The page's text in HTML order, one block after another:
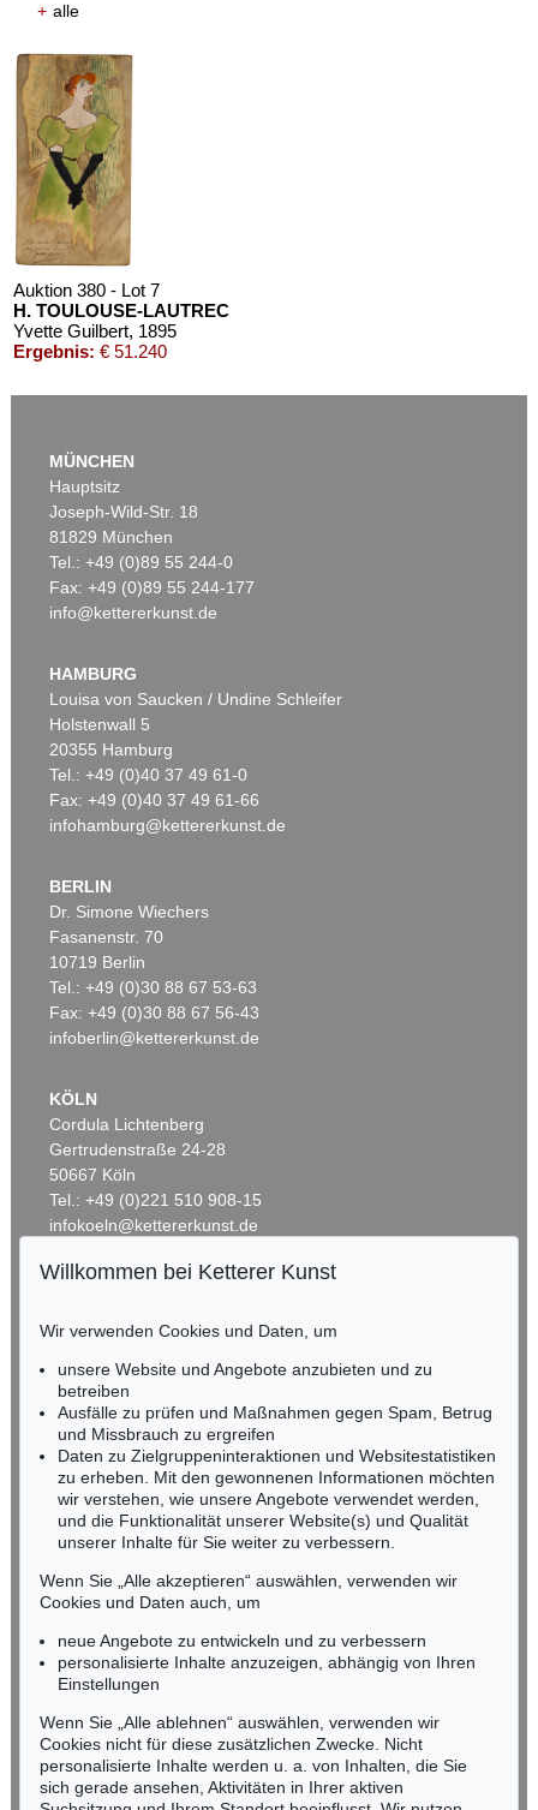
+ alle
Auktion 380 - Lot 7
H. TOULOUSE-LAUTREC
Yvette Guilbert, 1895
Ergebnis: € 51.240
Auktion 374 - Lot 27
Ergebnis:€ 43.920
Auktion 345 - Lot 119
H. TOULOUSE-LAUTREC
Au Moulin Rouge, la Goulue et sa sœur
, 1892
Ergebnis:€ 42.000
Auktion 345 - Lot 115
Ergebnis:€ 27.600
Auktion 300 - Lot 314
Divan Japonais, 1893
Ergebnis:€ 26.180
MÜNCHEN
Hauptsitz
Joseph-Wild-Str. 18
81829 München
Tel.: +49 (0)89 55 244-0
Fax: +49 (0)89 55 244-177
info@kettererkunst.de
HAMBURG
Louisa von Saucken / Undine Schleifer
Holstenwall 5
20355 Hamburg
Tel.: +49 (0)40 37 49 61-0
Fax: +49 (0)40 37 49 61-66
infohamburg@kettererkunst.de
BERLIN
Dr. Simone Wiechers
Fasanenstr. 70
10719 Berlin
Tel.: +49 (0)30 88 67 53-63
Fax: +49 (0)30 88 67 56-43
infoberlin@kettererkunst.de
KÖLN
Cordula Lichtenberg
Gertrudenstraße 24-28
50667 Köln
Tel.: +49 (0)221 510 908-15
infokoeln@kettererkunst.de
RHEINLAND-PFALZ
Miriam Heß
Tel.: +49 (0)62 21 58 80-038
Fax: +49 (0)62 21 58 80-595
infoheidelberg@kettererkunst.de
NORDDEUTSCHLAND
Nico Kassel, M.A.
Tel.: +49 (0)89 55244-164
Mobil: +49 (0)171 8618661
n.kassel@kettererkunst.de
Keine Auktion mehr verpassen!
Wir informieren Sie rechtzeitig.
Willkommen bei Ketterer Kunst
Wir verwenden Cookies und Daten, um
unsere Website und Angebote anzubieten und zu
betreiben
Ausfälle zu prüfen und Maßnahmen gegen Spam, Betrug
und Missbrauch zu ergreifen
Daten zu Zielgruppeninteraktionen und Websitestatistiken
zu erheben. Mit den gewonnenen Informationen möchten
wir verstehen, wie unsere Angebote verwendet werden,
und die Funktionalität unserer Website(s) und Qualität
unserer Inhalte für Sie weiter zu verbessern.
Wenn Sie „Alle akzeptieren“ auswählen, verwenden wir
Cookies und Daten auch, um
neue Angebote zu entwickeln und zu verbessern
personalisierte Inhalte anzuzeigen, abhängig von Ihren
Einstellungen
Wenn Sie „Alle ablehnen“ auswählen, verwenden wir
Cookies nicht für diese zusätzlichen Zwecke. Nicht
personalisierte Inhalte werden u. a. von Inhalten, die Sie
sich gerade ansehen, Aktivitäten in Ihrer aktiven